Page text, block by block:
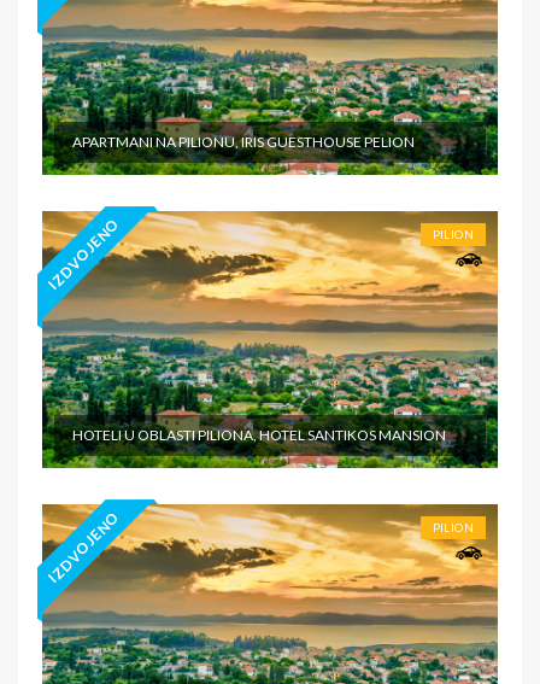
APARTMANI NA PILIONU, IRIS GUESTHOUSE PELION
IZDVOJENO PILION
HOTELI U OBLASTI PILIONA, HOTEL SANTIKOS MANSION
IZDVOJENO PILION